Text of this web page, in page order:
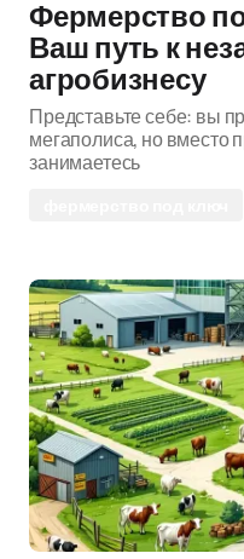
Фермерство
Ваш путь к
агробизнесу
Представьте себе: вы
мегаполиса, но вместо
занимаетесь